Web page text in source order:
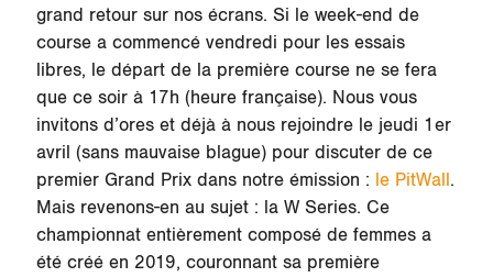
grand retour sur nos écrans. Si le week-end de
course a commencé vendredi pour les essais
libres, le départ de la première course ne se fera
que ce soir à 17h (heure française). Nous vous
invitons d’ores et déjà à nous rejoindre le jeudi 1er
avril (sans mauvaise blague) pour discuter de ce
premier Grand Prix dans notre émission : le PitWall.
Mais revenons-en au sujet : la W Series. Ce
championnat entièrement composé de femmes a
été créé en 2019, couronnant sa première